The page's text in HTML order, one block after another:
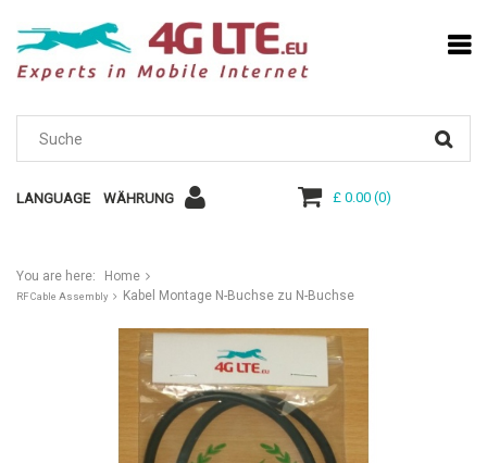
LANGUAGE WÄHRUNG £ 0.00(0)
You are here: Home
RF Cable Assembly Kabel Montage N-Buchse zu N-Buchse